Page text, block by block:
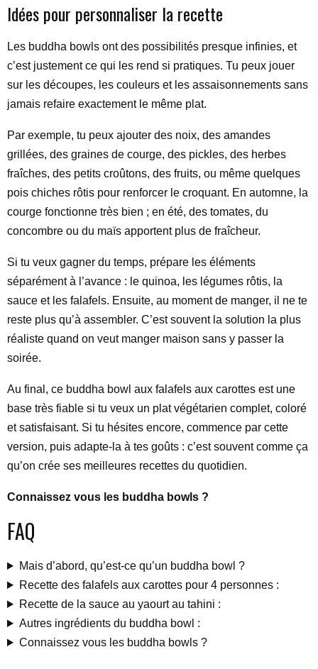
Idées pour personnaliser la recette
Les buddha bowls ont des possibilités presque infinies, et
c’est justement ce qui les rend si pratiques. Tu peux jouer
sur les découpes, les couleurs et les assaisonnements sans
jamais refaire exactement le même plat.
Par exemple, tu peux ajouter des noix, des amandes
grillées, des graines de courge, des pickles, des herbes
fraîches, des petits croûtons, des fruits, ou même quelques
pois chiches rôtis pour renforcer le croquant. En automne, la
courge fonctionne très bien ; en été, des tomates, du
concombre ou du maïs apportent plus de fraîcheur.
Si tu veux gagner du temps, prépare les éléments
séparément à l’avance : le quinoa, les légumes rôtis, la
sauce et les falafels. Ensuite, au moment de manger, il ne te
reste plus qu’à assembler. C’est souvent la solution la plus
réaliste quand on veut manger maison sans y passer la
soirée.
Au final, ce buddha bowl aux falafels aux carottes est une
base très fiable si tu veux un plat végétarien complet, coloré
et satisfaisant. Si tu hésites encore, commence par cette
version, puis adapte-la à tes goûts : c’est souvent comme ça
qu’on crée ses meilleures recettes du quotidien.
Connaissez vous les buddha bowls ?
FAQ
Mais d’abord, qu’est-ce qu’un buddha bowl ?
Recette des falafels aux carottes pour 4 personnes :
Recette de la sauce au yaourt au tahini :
Autres ingrédients du buddha bowl :
Connaissez vous les buddha bowls ?